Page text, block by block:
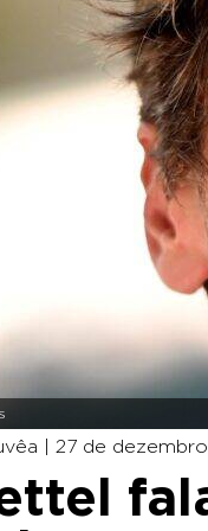
| 27 de